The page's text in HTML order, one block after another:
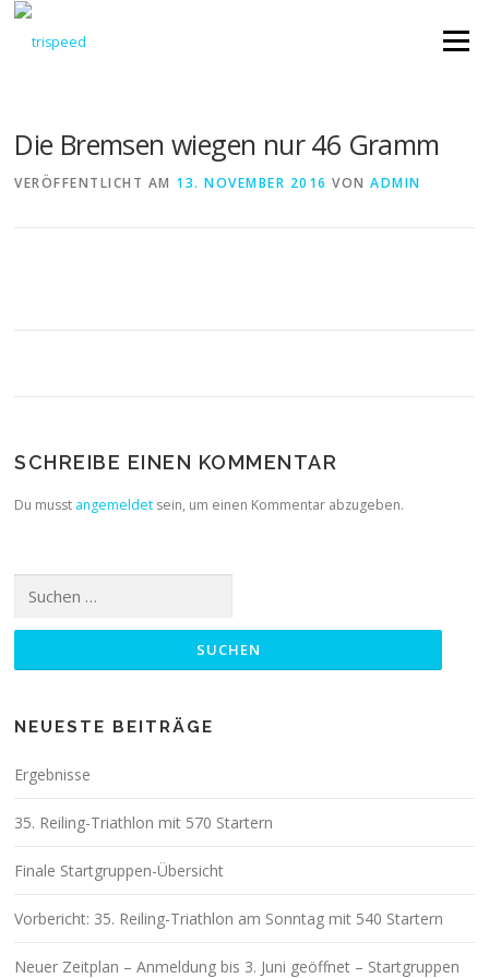
Direkt
Menü
Die Bremsen wiegen nur 46 Gramm
VERÖFFENTLICHT AM 13. NOVEMBER 2016 VONADMIN
SCHREIBE EINEN KOMMENTAR
Du musst angemeldet sein, um einen Kommentar abzugeben.
nach:
NEUESTE BEITRÄGE
Ergebnisse
35. Reiling-Triathlon mit 570 Startern
Finale Startgruppen-Übersicht
Vorbericht: 35. Reiling-Triathlon am Sonntag mit 540 Startern
Neuer Zeitplan – Anmeldung bis 3. Juni geöffnet – Startgruppen